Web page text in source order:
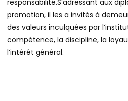
responsabilité.S’adressant aux
promotion, il les a invités à
des valeurs inculquées par
compétence, la discipline, la
l’intérêt général.